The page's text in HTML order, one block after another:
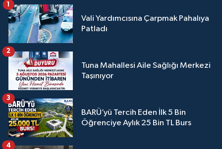
Vali Yardımcısına Çarpmak Pahalıya
Patladı
1
Tuna Mahallesi Aile Sağlığı Merkezi
Taşınıyor
2
BARÜ’yü Tercih Eden İlk 5 Bin
Öğrenciye Aylık 25 Bin TL Burs
3
4